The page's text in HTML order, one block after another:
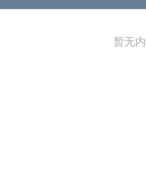
暂无